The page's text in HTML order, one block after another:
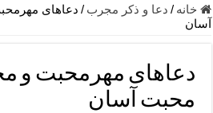
دعای جلب محبت فوری معشوق –
دعای مشکل گشا برای رفع فقر –
معجزات دعای یا من اظهر الجمیل –
مهم ترین اذکار الهی و فضیلت آن ها
خانه / دعا و ذکر مجرب / دعاهای
آسان
دعاهای مهرمحبت و
محبت آسان